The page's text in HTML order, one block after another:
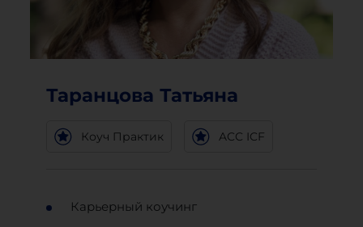
Таранцова Татьяна
Коуч Практик ACC ICF
Карьерный коучинг